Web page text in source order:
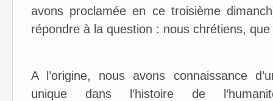
avons proclamée en ce troisième
répondre à la question : nous chrétiens,
A l’origine, nous avons connaissance
unique dans l’histoire de